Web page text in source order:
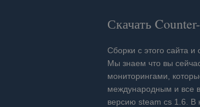
Скачать
Сборки с этого сайта
Мы знаем что вы
мониторингами,
международным и все
версию steam cs 1.6. В